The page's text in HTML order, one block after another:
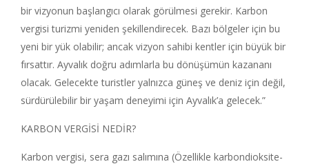
bir vizyonun başlangıcı olarak görülmesi gerekir. Karbon
vergisi turizmi yeniden şekillendirecek. Bazı bölgeler için bu
yeni bir yük olabilir; ancak vizyon sahibi kentler için büyük bir
fırsattır. Ayvalık doğru adımlarla bu dönüşümün kazananı
olacak. Gelecekte turistler yalnızca güneş ve deniz için değil,
sürdürülebilir bir yaşam deneyimi için Ayvalık’a gelecek.”
KARBON VERGİSİ NEDİR?
Karbon vergisi, sera gazı salımına (Özellikle karbondioksite-